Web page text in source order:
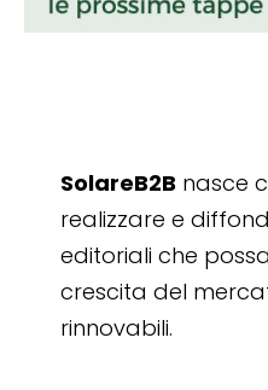
SolareB2B nasce
realizzare e
editoriali che
crescita del
rinnovabili.